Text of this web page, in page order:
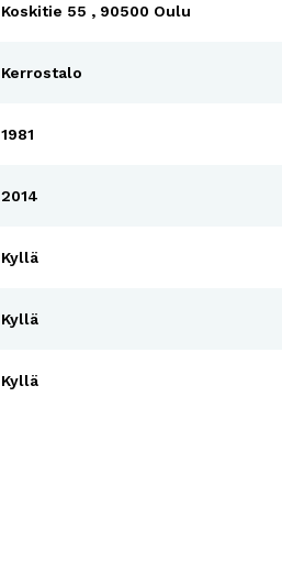
Koskitie 55 , 90500 Oulu
Kerrostalo
1981
2014
Kyllä
Kyllä
Kyllä